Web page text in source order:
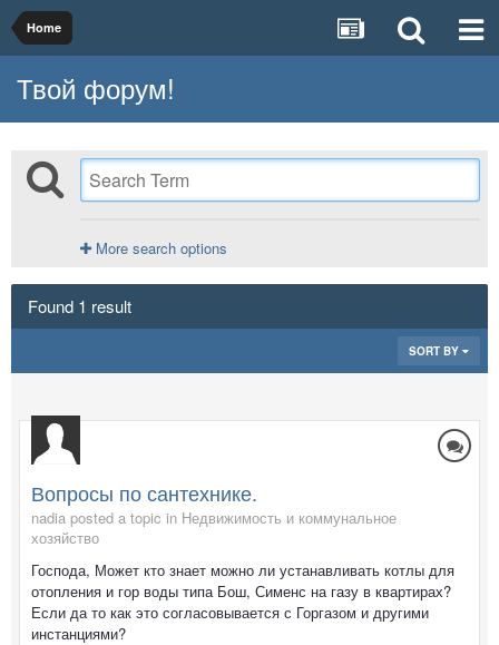
Home
Твой форум!
More search options
Found 1 result
SORT BY
Вопросы по сантехнике.
nadia posted a topic in Недвижимость и коммунальное
хозяйство
Господа, Может кто знает можно ли устанавливать котлы для
отопления и гор воды типа Бош, Сименс на газу в квартирах?
Если да то как это согласовывается с Горгазом и другими
инстанциями?